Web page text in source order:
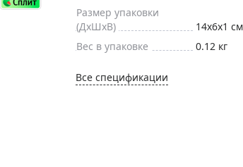
Экшн-
Размер упаковки
(ДxШxВ)
14x6x1 см
Вес в упаковке
0.12 кг
Все спецификации